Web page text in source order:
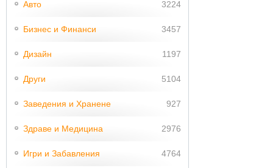
Авто 3224
Бизнес и Финанси 3457
Дизайн 1197
Други 5104
Заведения и Хранене 927
Здраве и Медицина 2976
Игри и Забавления 4764